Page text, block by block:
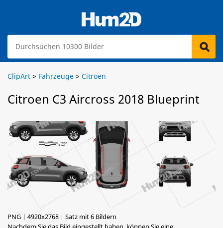
ClipArt > Fahrzeuge > Citroen
Citroen C3 Aircross 2018 Blueprint
PNG | 4920x2768 | Satz mit 6 Bildern